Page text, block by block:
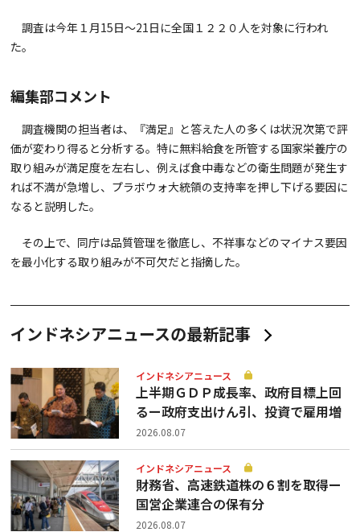
調査は今年１月15日～21日に全国１２２０人を対象に行われ
た。
編集部コメント
調査機関の担当者は、『満足』と答えた人の多くは状況次第で評
価が変わり得ると分析する。特に無料給食を所管する国家栄養庁の
取り組みが満足度を左右し、例えば食中毒などの衛生問題が発生す
れば不満が急増し、プラボウォ大統領の支持率を押し下げる要因に
なると説明した。
その上で、同庁は品質管理を徹底し、不祥事などのマイナス要因
を最小化する取り組みが不可欠だと指摘した。
インドネシアニュースの最新記事
インドネシアニュース
上半期ＧＤＰ成長率、政府目標上回
るー政府支出けん引、投資で雇用増
2026.08.07
インドネシアニュース
財務省、高速鉄道株の６割を取得ー
国営企業連合の保有分
2026.08.07